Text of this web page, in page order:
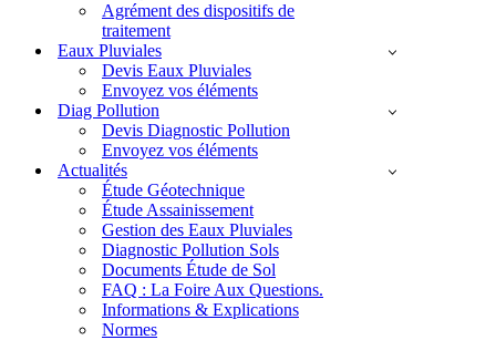
Agrément des dispositifs de
traitement
Eaux Pluviales
Devis Eaux Pluviales
Envoyez vos éléments
Diag Pollution
Devis Diagnostic Pollution
Envoyez vos éléments
Actualités
Étude Géotechnique
Étude Assainissement
Gestion des Eaux Pluviales
Diagnostic Pollution Sols
Documents Étude de Sol
FAQ : La Foire Aux Questions.
Informations & Explications
Normes